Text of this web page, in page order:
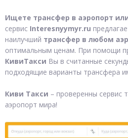
Ищете трансфер в аэропорт
сервис Interesnyymyr.ru
наилучший трансфер в любом
оптимальным ценам. При помощи
КивиТакси Вы в считанные
подходящие варианты трансфера
Киви Такси – проверенны сервис
аэропорт мира!